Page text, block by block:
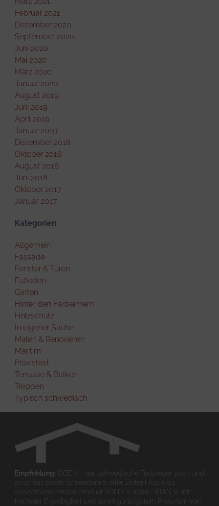
Februar 2021
Dezember 2020
September 2020
Juni 2020
Mai 2020
März 2020
Januar 2020
August 2019
Juni 2019
April 2019
Januar 2019
Dezember 2018
Oktober 2018
August 2018
Juni 2018
Oktober 2017
Januar 2017
Kategorien
Allgemein
Fassade
Fenster & Türen
Fußöden
Garten
Hinter den Farbeimern
Holzschutz
In eigener Sache
Malen & Renovieren
Maritim
Praxistest
Terrasse & Balkon
Treppen
Typisch schwedisch
Empfehlung: ODEN - der schwedische Testsieger 2007 und
2012, das beste Schwedenrot aller Zeiten! Auch als
wasserbasierendes Produkt SOLID V sowie TITAN V mit
höchster Ergiebigkeit und somit günstigstem Preis/qm von